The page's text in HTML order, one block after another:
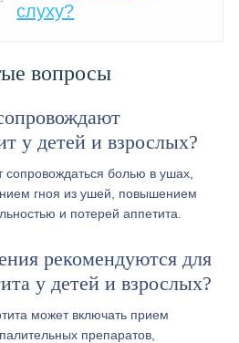
слуху?
вопросы
у детей и взрослых?
сопровождаться болью в ушах,
гноя из ушей, повышением
и потерей аппетита.
рекомендуются для
у детей и взрослых?
может включать прием
препаратов,